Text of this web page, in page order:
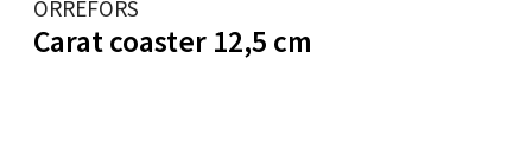
ORREFORS
Carat coaster 12,5 cm
0 i butikk